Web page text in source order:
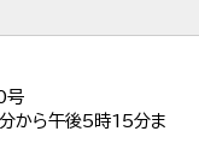
号
から午後5時15分ま